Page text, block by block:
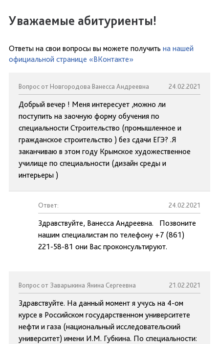
Уважаемые абитуриенты!
Ответы на свои вопросы вы можете получить на нашей
официальной странице «ВКонтакте»
Вопрос от Новгородова Ванесса Андреевна 24.02.2021
Добрый вечер ! Меня интересует ,можно ли
поступить на заочную форму обучения по
специальности Строительство (промышленное и
гражданское строительство ) без сдачи ЕГЭ? .Я
заканчиваю в этом году Крымское художественное
училище по специальности (дизайн среды и
интерьеры )
Ответ: 24.02.2021
Здравствуйте, Ванесса Андреевна. Позвоните
нашим специалистам по телефону +7 (861)
221-58-81 они Вас проконсультируют.
Вопрос от Заварыкина Янина Сергеевна 21.02.2021
Здравствуйте. На данный момент я учусь на 4-ом
курсе в Российском государственном университете
нефти и газа (национальный исследовательский
университет) имени И.М. Губкина. По специальности: